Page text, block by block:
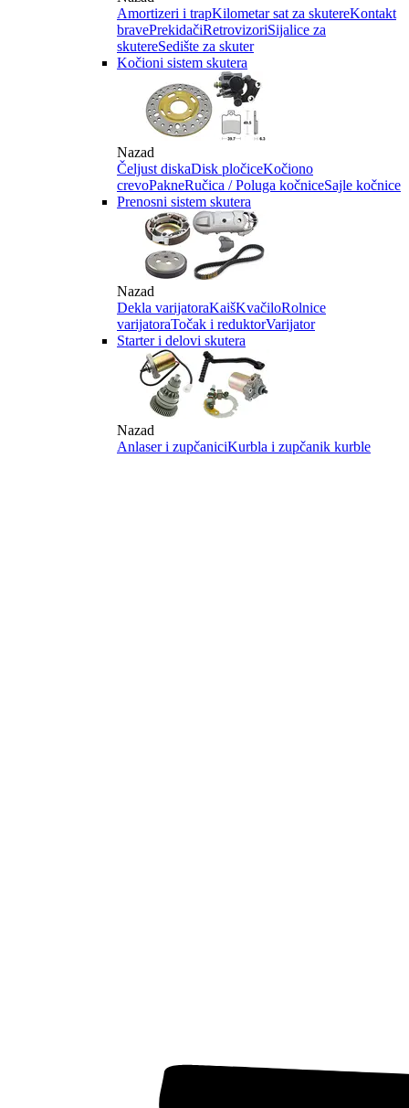
Amortizeri i trapKilometar sat za skutereKontakt
bravePrekidačiRetrovizoriSijalice za
skutereSedište za skuter
Kočioni sistem skutera
Nazad
Čeljust diskaDisk pločiceKočiono
crevoPakneRučica / Poluga kočniceSajle kočnice
Prenosni sistem skutera
Nazad
Dekla varijatoraKaišKvačiloRolnice
varijatoraTočak i reduktorVarijator
Starter i delovi skutera
Nazad
Anlaser i zupčaniciKurbla i zupčanik kurble